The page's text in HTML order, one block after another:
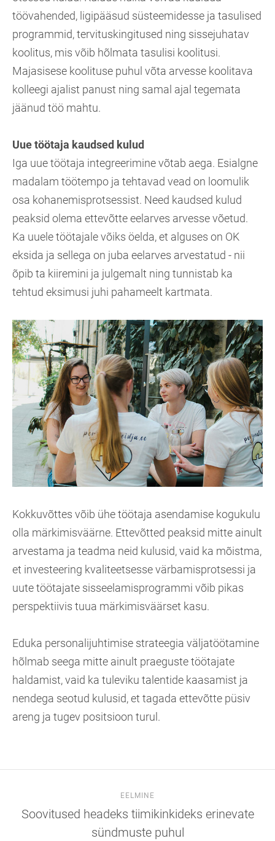
töövahended, ligipääsud süsteemidesse ja tasulised
programmid, tervituskingitused ning sissejuhatav
koolitus, mis võib hõlmata tasulisi koolitusi.
Majasisese koolituse puhul võta arvesse koolitava
kolleegi ajalist panust ning samal ajal tegemata
jäänud töö mahtu.
Uue töötaja kaudsed kulud
Iga uue töötaja integreerimine võtab aega. Esialgne
madalam töötempo ja tehtavad vead on loomulik
osa kohanemisprotsessist. Need kaudsed kulud
peaksid olema ettevõtte eelarves arvesse võetud.
Ka uuele töötajale võiks öelda, et alguses on OK
eksida ja sellega on juba eelarves arvestatud - nii
õpib ta kiiremini ja julgemalt ning tunnistab ka
tehtud eksimusi juhi pahameelt kartmata.
Kokkuvõttes võib ühe töötaja asendamise kogukulu
olla märkimisväärne. Ettevõtted peaksid mitte ainult
arvestama ja teadma neid kulusid, vaid ka mõistma,
et investeering kvaliteetsesse värbamisprotsessi ja
uute töötajate sisseelamisprogrammi võib pikas
perspektiivis tuua märkimisväärset kasu.
Eduka personalijuhtimise strateegia väljatöötamine
hõlmab seega mitte ainult praeguste töötajate
haldamist, vaid ka tuleviku talentide kaasamist ja
nendega seotud kulusid, et tagada ettevõtte püsiv
areng ja tugev positsioon turul.
EELMINE
Soovitused headeks tiimikinkideks erinevate
sündmuste puhul